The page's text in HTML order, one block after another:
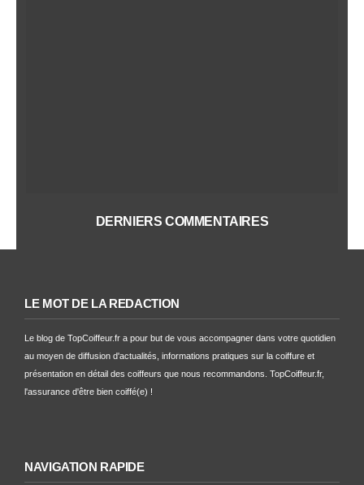
DERNIERS COMMENTAIRES
LE MOT DE LA RÉDACTION
Le blog de TopCoiffeur.fr a pour but de vous accompagner dans votre quotidien
au moyen de diffusion d'actualités, informations pratiques sur la coiffure et
présentation en détail des coiffeurs que nous recommandons. TopCoiffeur.fr,
l'assurance d'être bien coiffé(e) !
NAVIGATION RAPIDE